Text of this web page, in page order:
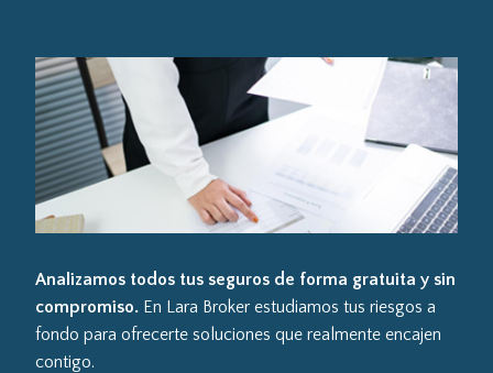
Analizamos todos tus seguros de forma gratuita y sin
compromiso.En Lara Broker estudiamos tus riesgos a
fondo para ofrecerte soluciones que realmente encajen
contigo.